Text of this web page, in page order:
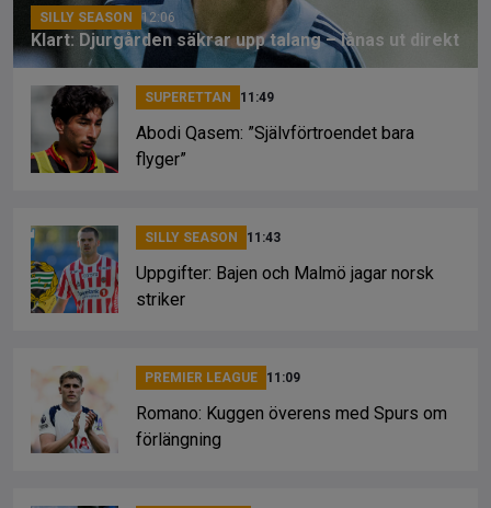
SILLY SEASON 12:06
Klart: Djurgården säkrar upp talang – lånas ut direkt
SUPERETTAN 11:49
Abodi Qasem: ”Självförtroendet bara
flyger”
SILLY SEASON 11:43
Uppgifter: Bajen och Malmö jagar norsk
striker
PREMIER LEAGUE 11:09
Romano: Kuggen överens med Spurs om
förlängning